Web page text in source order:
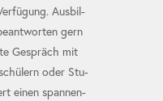
Aus­bil­
gern
Ge­spräch mit
oder Stu­
einen span­nen­